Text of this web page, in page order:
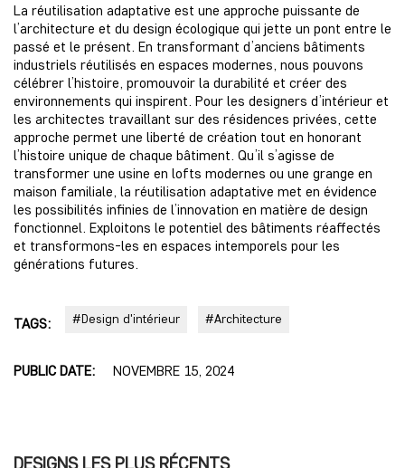
La réutilisation adaptative est une approche puissante de
l’architecture et du design écologique qui jette un pont entre le
passé et le présent. En transformant d’anciens bâtiments
industriels réutilisés en espaces modernes, nous pouvons
célébrer l’histoire, promouvoir la durabilité et créer des
environnements qui inspirent. Pour les designers d’intérieur et
les architectes travaillant sur des résidences privées, cette
approche permet une liberté de création tout en honorant
l’histoire unique de chaque bâtiment. Qu’il s’agisse de
transformer une usine en lofts modernes ou une grange en
maison familiale, la réutilisation adaptative met en évidence
les possibilités infinies de l’innovation en matière de design
fonctionnel. Exploitons le potentiel des bâtiments réaffectés
et transformons-les en espaces intemporels pour les
générations futures.
TAGS: #Design d'intérieur #Architecture
PUBLIC DATE: NOVEMBRE 15, 2024
DESIGNS LES PLUS RÉCENTS